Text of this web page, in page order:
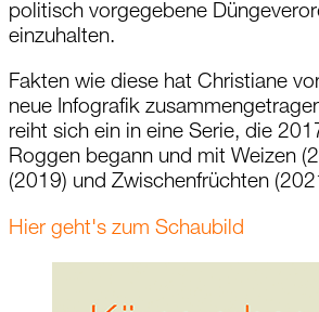
politisch vorgegebene
einzuhalten.
Fakten wie diese hat Christiane
neue Infografik
reiht sich ein in eine Serie, die
Roggen begann und mit Weizen
(2019) und Zwischenfrüchten
Hier geht's zum Schaubild